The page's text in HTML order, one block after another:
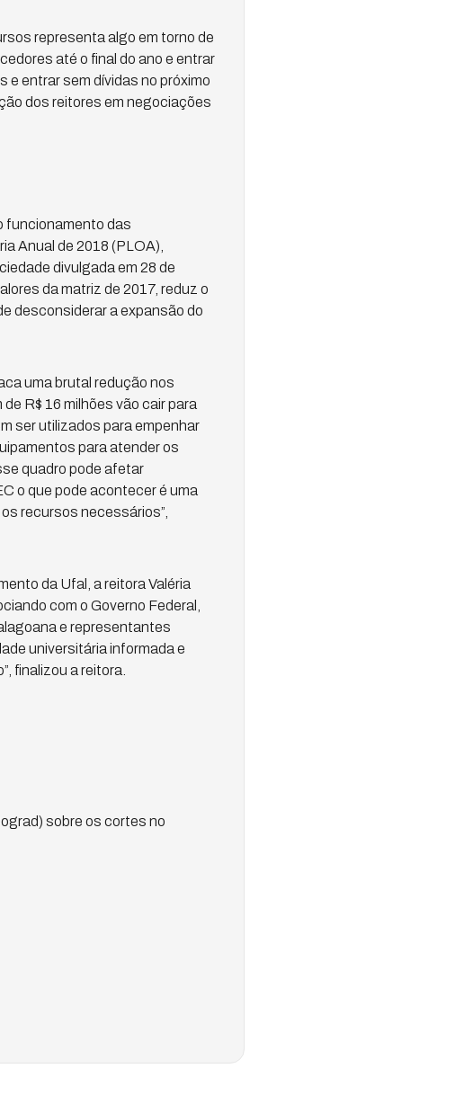
representa algo em torno de
até o final do ano e entrar
e entrar sem dívidas no próximo
dos reitores em negociações
funcionamento das
Anual de 2018 (PLOA),
divulgada em 28 de
da matriz de 2017, reduz o
desconsiderar a expansão do
uma brutal redução nos
R$ 16 milhões vão cair para
ser utilizados para empenhar
para atender os
quadro pode afetar
o que pode acontecer é uma
recursos necessários”,
da Ufal, a reitora Valéria
com o Governo Federal,
e representantes
universitária informada e
finalizou a reitora.
sobre os cortes no